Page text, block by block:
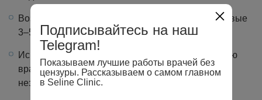
Воздержитесь от интенсивных тренировок в первые
3–5 суток.
Используйте успокаивающий крем по назначению
врача, особенно при покраснении или
незначительном отеке.
Подписывайтесь на наш
Telegram!
Показываем лучшие работы врачей без
цензуры. Рассказываем о самом главном
в Seline Clinic.